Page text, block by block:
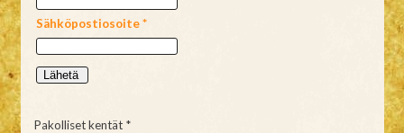
Sähköpostiosoite*
Pakolliset kentät *